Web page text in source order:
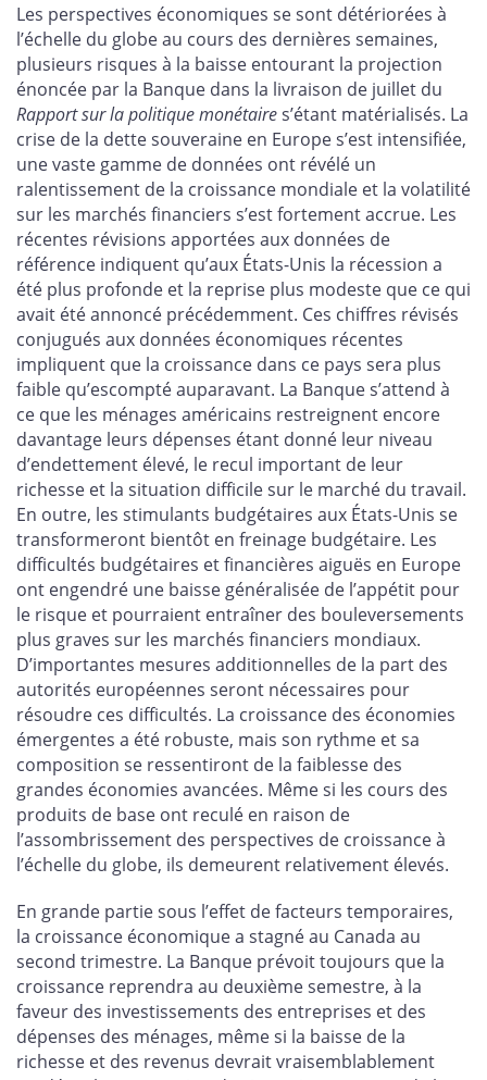
Les perspectives économiques se sont détériorées à
l’échelle du globe au cours des dernières semaines,
plusieurs risques à la baisse entourant la projection
énoncée par la Banque dans la livraison de juillet du
Rapport sur la politique monétaires’étant matérialisés. La
crise de la dette souveraine en Europe s’est intensifiée,
une vaste gamme de données ont révélé un
ralentissement de la croissance mondiale et la volatilité
sur les marchés financiers s’est fortement accrue. Les
récentes révisions apportées aux données de
référence indiquent qu’aux États-Unis la récession a
été plus profonde et la reprise plus modeste que ce qui
avait été annoncé précédemment. Ces chiffres révisés
conjugués aux données économiques récentes
impliquent que la croissance dans ce pays sera plus
faible qu’escompté auparavant. La Banque s’attend à
ce que les ménages américains restreignent encore
davantage leurs dépenses étant donné leur niveau
d’endettement élevé, le recul important de leur
richesse et la situation difficile sur le marché du travail.
En outre, les stimulants budgétaires aux États-Unis se
transformeront bientôt en freinage budgétaire. Les
difficultés budgétaires et financières aiguës en Europe
ont engendré une baisse généralisée de l’appétit pour
le risque et pourraient entraîner des bouleversements
plus graves sur les marchés financiers mondiaux.
D’importantes mesures additionnelles de la part des
autorités européennes seront nécessaires pour
résoudre ces difficultés. La croissance des économies
émergentes a été robuste, mais son rythme et sa
composition se ressentiront de la faiblesse des
grandes économies avancées. Même si les cours des
produits de base ont reculé en raison de
l’assombrissement des perspectives de croissance à
l’échelle du globe, ils demeurent relativement élevés.
En grande partie sous l’effet de facteurs temporaires,
la croissance économique a stagné au Canada au
second trimestre. La Banque prévoit toujours que la
croissance reprendra au deuxième semestre, à la
faveur des investissements des entreprises et des
dépenses des ménages, même si la baisse de la
richesse et des revenus devrait vraisemblablement